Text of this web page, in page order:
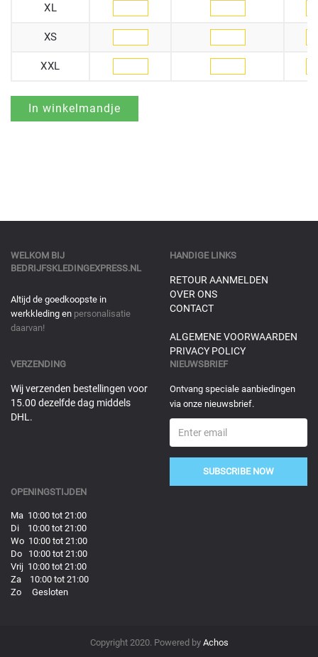
XL
XS
XXL
WELKOM BIJ
BEDRIJFSKLEDINGEXPRESS.NL
Altijd de goedkoopste in
werkkleding en personalisatie
daarvan!
HANDIGE LINKS
RETOUR AANMELDEN
OVER ONS
CONTACT
ALGEMENE VOORWAARDEN
PRIVACY POLICY
VERZENDING
Wij verzenden bestellingen voor
15.00 dezelfde dag middels
DHL.
NIEUWSBRIEF
Ontvang speciale aanbiedingen
via onze nieuwsbrief.
SUBSCRIBE NOW
OPENINGSTIJDEN
Ma 10:00 tot 21:00
Di 10:00 tot 21:00
Wo 10:00 tot 21:00
Do 10:00 tot 21:00
Vrij 10:00 tot 21:00
Za 10:00 tot 21:00
Zo Gesloten
Copyright 2020. Powered by Achos